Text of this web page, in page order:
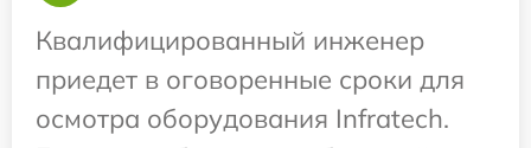
Квалифицированный инженер
приедет в оговоренные сроки для
осмотра оборудования Infratech.